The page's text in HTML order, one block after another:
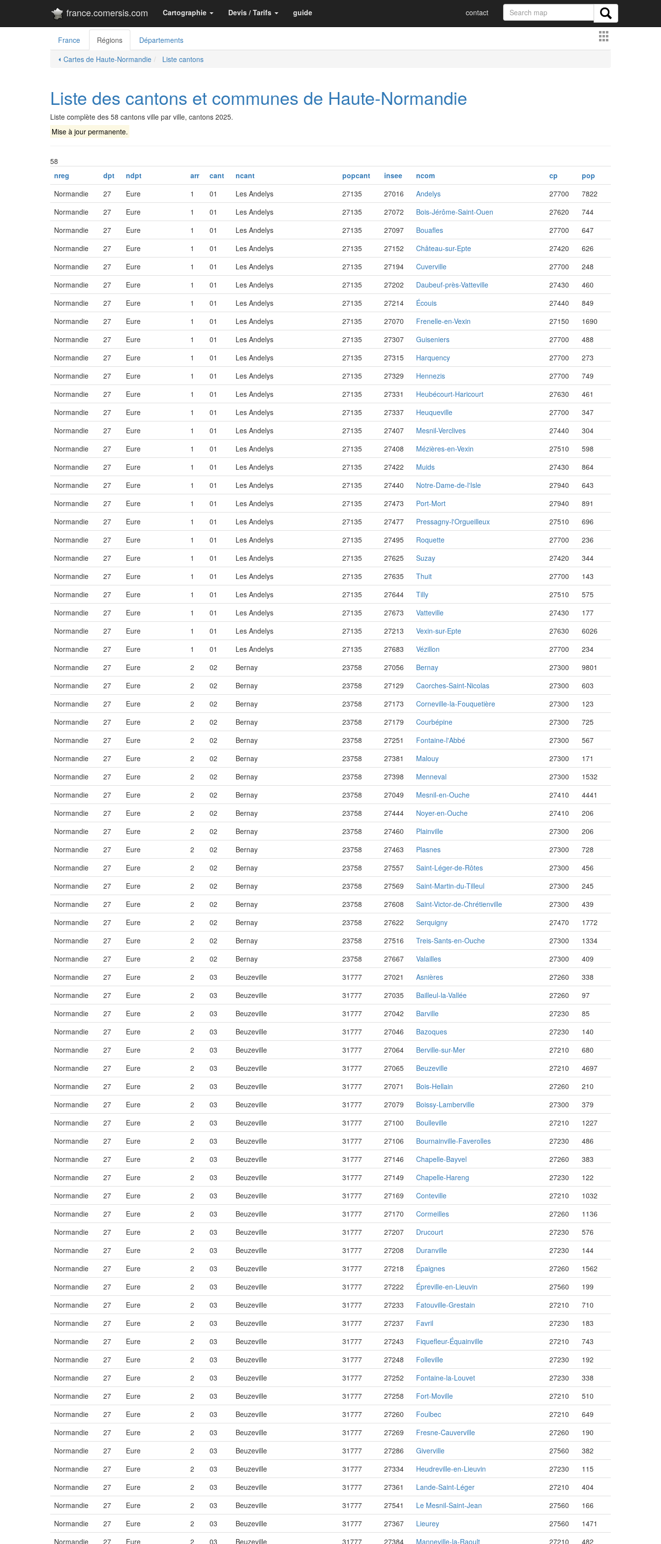
france.comersis.com Cartographie Devis / Tarifs guide contact
France Régions
Départements
⏴ Cartes de Haute-Normandie
Liste cantons
Liste des cantons et communes de Haute-Normandie
Liste complète des 58 cantons ville par ville, cantons 2025.
Mise à jour permanente.
58
nreg
dpt ndpt arr cant ncant popcant insee ncom cp
pop
Normandie
27 Eure 1 01 Les Andelys 27135 27016 Andelys 27700
7822
Normandie
27 Eure 1 01 Les Andelys 27135 27072 Bois-Jérôme-Saint-Ouen 27620
744
Normandie
27 Eure 1 01 Les Andelys 27135 27097 Bouafles 27700
647
Normandie
27 Eure 1 01 Les Andelys 27135 27152 Château-sur-Epte 27420
626
Normandie
27 Eure 1 01 Les Andelys 27135 27194 Cuverville 27700
248
Normandie
27 Eure 1 01 Les Andelys 27135 27202 Daubeuf-près-Vatteville 27430
460
Normandie
27 Eure 1 01 Les Andelys 27135 27214 Écouis 27440
849
Normandie
27 Eure 1 01 Les Andelys 27135 27070 Frenelle-en-Vexin 27150
1690
Normandie
27 Eure 1 01 Les Andelys 27135 27307 Guiseniers 27700
488
Normandie
27 Eure 1 01 Les Andelys 27135 27315 Harquency 27700
273
Normandie
27 Eure 1 01 Les Andelys 27135 27329 Hennezis 27700
749
Normandie
27 Eure 1 01 Les Andelys 27135 27331 Heubécourt-Haricourt 27630
461
Normandie
27 Eure 1 01 Les Andelys 27135 27337 Heuqueville 27700
347
Normandie
27 Eure 1 01 Les Andelys 27135 27407 Mesnil-Verclives 27440
304
Normandie
27 Eure 1 01 Les Andelys 27135 27408 Mézières-en-Vexin 27510
598
Normandie
27 Eure 1 01 Les Andelys 27135 27422 Muids 27430
864
Normandie
27 Eure 1 01 Les Andelys 27135 27440 Notre-Dame-de-l'Isle 27940
643
Normandie
27 Eure 1 01 Les Andelys 27135 27473 Port-Mort 27940
891
Normandie
27 Eure 1 01 Les Andelys 27135 27477 Pressagny-l'Orgueilleux 27510
696
Normandie
27 Eure 1 01 Les Andelys 27135 27495 Roquette 27700
236
Normandie
27 Eure 1 01 Les Andelys 27135 27625 Suzay 27420
344
Normandie
27 Eure 1 01 Les Andelys 27135 27635 Thuit 27700
143
Normandie
27 Eure 1 01 Les Andelys 27135 27644 Tilly 27510
575
Normandie
27 Eure 1 01 Les Andelys 27135 27673 Vatteville 27430
177
Normandie
27 Eure 1 01 Les Andelys 27135 27213 Vexin-sur-Epte 27630
6026
Normandie
27 Eure 1 01 Les Andelys 27135 27683 Vézillon 27700
234
Normandie
27 Eure 2 02 Bernay 23758 27056 Bernay 27300
9801
Normandie
27 Eure 2 02 Bernay 23758 27129 Caorches-Saint-Nicolas 27300
603
Normandie
27 Eure 2 02 Bernay 23758 27173 Corneville-la-Fouquetière 27300
123
Normandie
27 Eure 2 02 Bernay 23758 27179 Courbépine 27300
725
Normandie
27 Eure 2 02 Bernay 23758 27251 Fontaine-l'Abbé 27300
567
Normandie
27 Eure 2 02 Bernay 23758 27381 Malouy 27300
171
Normandie
27 Eure 2 02 Bernay 23758 27398 Menneval 27300
1532
Normandie
27 Eure 2 02 Bernay 23758 27049 Mesnil-en-Ouche 27410
4441
Normandie
27 Eure 2 02 Bernay 23758 27444 Noyer-en-Ouche 27410
206
Normandie
27 Eure 2 02 Bernay 23758 27460 Plainville 27300
206
Normandie
27 Eure 2 02 Bernay 23758 27463 Plasnes 27300
728
Normandie
27 Eure 2 02 Bernay 23758 27557 Saint-Léger-de-Rôtes 27300
456
Normandie
27 Eure 2 02 Bernay 23758 27569 Saint-Martin-du-Tilleul 27300
245
Normandie
27 Eure 2 02 Bernay 23758 27608 Saint-Victor-de-Chrétienville 27300
439
Normandie
27 Eure 2 02 Bernay 23758 27622 Serquigny 27470
1772
Normandie
27 Eure 2 02 Bernay 23758 27516 Treis-Sants-en-Ouche 27300
1334
Normandie
27 Eure 2 02 Bernay 23758 27667 Valailles 27300
409
Normandie
27 Eure 2 03 Beuzeville 31777 27021 Asnières 27260
338
Normandie
27 Eure 2 03 Beuzeville 31777 27035 Bailleul-la-Vallée 27260
97
Normandie
27 Eure 2 03 Beuzeville 31777 27042 Barville 27230
85
Normandie
27 Eure 2 03 Beuzeville 31777 27046 Bazoques 27230
140
Normandie
27 Eure 2 03 Beuzeville 31777 27064 Berville-sur-Mer 27210
680
Normandie
27 Eure 2 03 Beuzeville 31777 27065 Beuzeville 27210
4697
Normandie
27 Eure 2 03 Beuzeville 31777 27071 Bois-Hellain 27260
210
Normandie
27 Eure 2 03 Beuzeville 31777 27079 Boissy-Lamberville 27300
379
Normandie
27 Eure 2 03 Beuzeville 31777 27100 Boulleville 27210
1227
Normandie
27 Eure 2 03 Beuzeville 31777 27106 Bournainville-Faverolles 27230
486
Normandie
27 Eure 2 03 Beuzeville 31777 27146 Chapelle-Bayvel 27260
383
Normandie
27 Eure 2 03 Beuzeville 31777 27149 Chapelle-Hareng 27230
122
Normandie
27 Eure 2 03 Beuzeville 31777 27169 Conteville 27210
1032
Normandie
27 Eure 2 03 Beuzeville 31777 27170 Cormeilles 27260
1136
Normandie
27 Eure 2 03 Beuzeville 31777 27207 Drucourt 27230
576
Normandie
27 Eure 2 03 Beuzeville 31777 27208 Duranville 27230
144
Normandie
27 Eure 2 03 Beuzeville 31777 27218 Épaignes 27260
1562
Normandie
27 Eure 2 03 Beuzeville 31777 27222 Épreville-en-Lieuvin 27560
199
Normandie
27 Eure 2 03 Beuzeville 31777 27233 Fatouville-Grestain 27210
710
Normandie
27 Eure 2 03 Beuzeville 31777 27237 Favril 27230
183
Normandie
27 Eure 2 03 Beuzeville 31777 27243 Fiquefleur-Équainville 27210
743
Normandie
27 Eure 2 03 Beuzeville 31777 27248 Folleville 27230
192
Normandie
27 Eure 2 03 Beuzeville 31777 27252 Fontaine-la-Louvet 27230
338
Normandie
27 Eure 2 03 Beuzeville 31777 27258 Fort-Moville 27210
510
Normandie
27 Eure 2 03 Beuzeville 31777 27260 Foulbec 27210
649
Normandie
27 Eure 2 03 Beuzeville 31777 27269 Fresne-Cauverville 27260
190
Normandie
27 Eure 2 03 Beuzeville 31777 27286 Giverville 27560
382
Normandie
27 Eure 2 03 Beuzeville 31777 27334 Heudreville-en-Lieuvin 27230
115
Normandie
27 Eure 2 03 Beuzeville 31777 27361 Lande-Saint-Léger 27210
404
Normandie
27 Eure 2 03 Beuzeville 31777 27541 Le Mesnil-Saint-Jean 27560
166
Normandie
27 Eure 2 03 Beuzeville 31777 27367 Lieurey 27560
1471
Normandie
27 Eure 2 03 Beuzeville 31777 27384 Manneville-la-Raoult 27210 482